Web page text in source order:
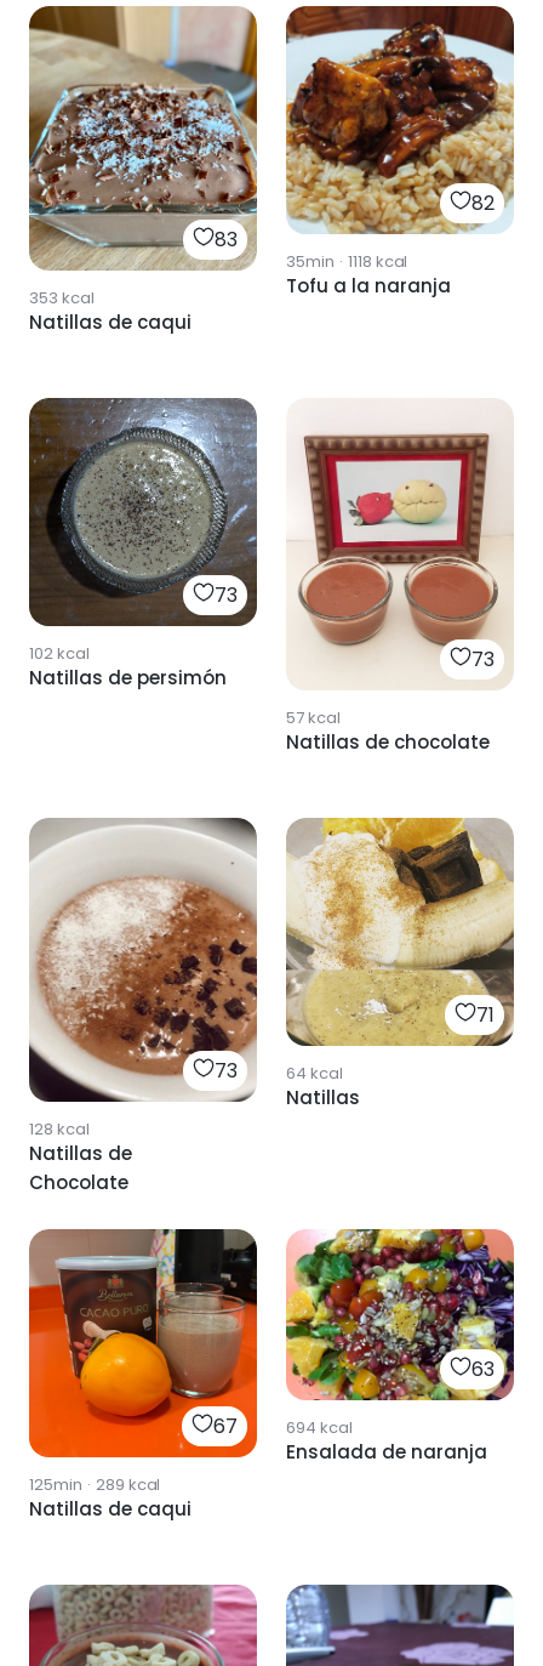
83
353 kcal
Natillas de caqui
82
35min · 1118 kcal
Tofu a la naranja
73
102kcal
Natillas de persimón
73
57kcal
Natillas de chocolate
73
128 kcal
Natillas de
Chocolate
71
64 kcal
Natillas
67
125min · 289 kcal
Natillas de caqui
63
694 kcal
Ensalada de naranja